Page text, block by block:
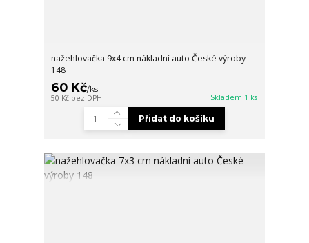
nažehlovačka 9x4 cm nákladní auto České výroby
148
60 Kč/ks
50 Kč bez DPH Skladem 1 ks
Přidat do košíku